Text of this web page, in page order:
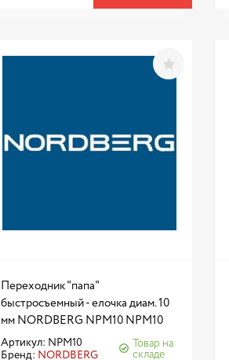
Переходник "папа"
быстросъемный - елочка диам. 10
мм NORDBERG NPM10 NPM10
Артикул: NPM10
Бренд: NORDBERG
Товар на
складе